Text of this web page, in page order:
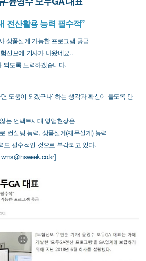
-윤영수 모두GA 대표
전산활용 능력 필수적”
상품설계 가능한 프로그램 공급
신보에 기사가 나왔네요..
되도록 노력하겠습니다.
도움이 되겠구나’ 하는 생각과 확신이 들도록 만
는 언택트시대 영업현장은
컨설팅 능력, 상품설계(재무설계) 능력
도 필수적인 것으로 부각되고 있다.